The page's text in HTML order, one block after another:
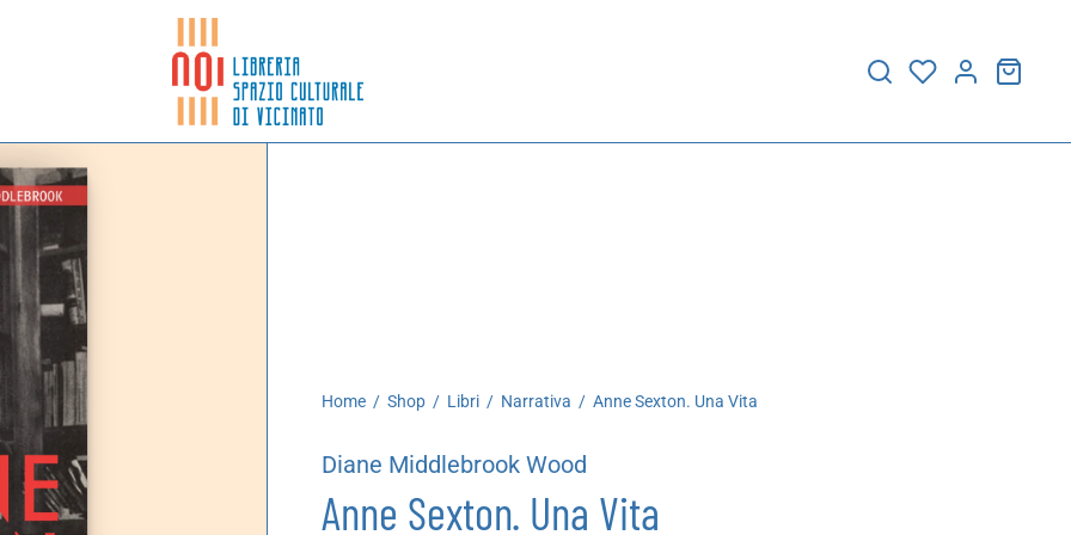
Home / Shop / Libri / Narrativa / Anne Sexton. Una Vita
Diane Middlebrook Wood
Anne Sexton. Una Vita